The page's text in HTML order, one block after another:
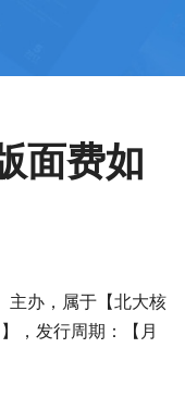
面费如
主办，属于【北大核
，发行周期：【月